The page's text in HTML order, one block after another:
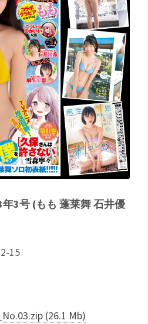
3号 (もも 蓬莱舞 石井優
15
(26.1 Mb)